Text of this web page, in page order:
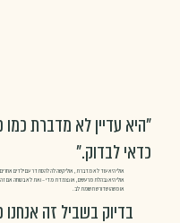
"היא עדיין לא מדברת
כדאי לבדוק."
אולי היא עוד לא מדברת, אולי קשה לה להסתדר עם ילדים
אולי היא נבהלת מרעשים, או נצמדת מדי – ואת לא בטוחה אם
או משהו שדורש תשומת לב.
בדיוק בשביל זה אנחנו